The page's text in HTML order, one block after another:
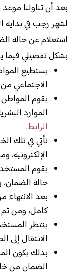
بعد أن تناولنا
لشهر رجب في بداية
استعلام عن حالة
بشكل تفصيلي فيما
يستطيع
الاجتماعي
يقوم
الموارد
الرابط.
تأتي في تلك
يقوم
حالة
بعد
كامل، ومن ثم
ينتظر
الانتقال إلى
بذلك يكون
الضمان من